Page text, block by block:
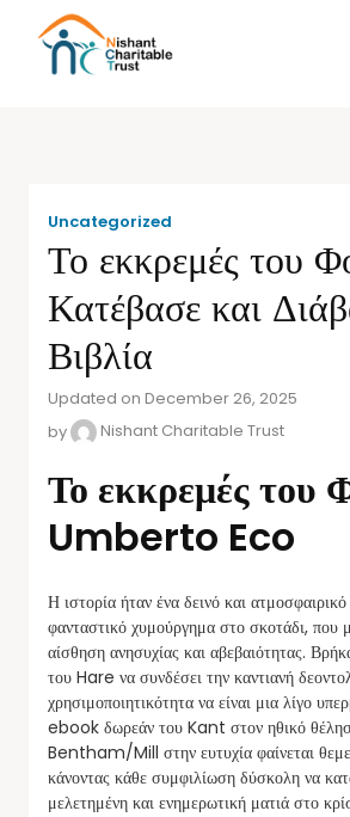
Uncategorized
Το εκκρεμές του
Κατέβασε και
Βιβλία
Updated on December 26, 2025
by
Nishant Charitable Trust
Το εκκρεμές του
Umberto Eco
Η ιστορία ήταν ένα δεινό και
φανταστικό χυμούργημα στο σκοτάδι, που
αίσθηση ανησυχίας και αβεβαιότητας.
του Hare να συνδέσει την καντιανή
χρησιμοποιητικότητα να είναι μια λίγο
ebook δωρεάν του Kant στον ηθικό
Bentham/Mill στην ευτυχία φαίνεται
κάνοντας κάθε συμφιλίωση δύσκολη να
μελετημένη και ενημερωτική ματιά στο